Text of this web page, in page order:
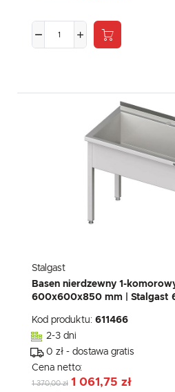
Stalgast
Basen nierdzewny 1-
600x600x850 mm | Stalgast
Kod produktu: 611466
2-3 dni
0 zł - dostawa gratis
Cena netto:
1 370,00 zł 1 061,75 zł